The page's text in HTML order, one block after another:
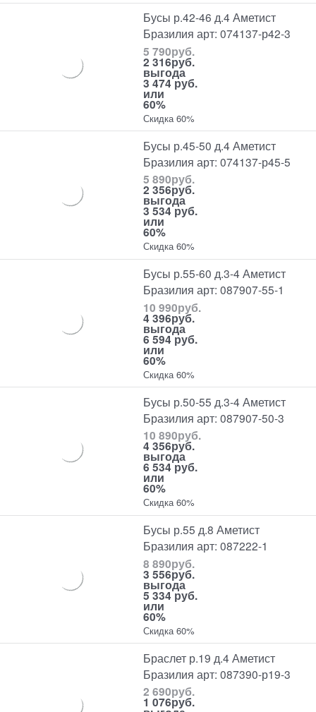
Бусы р.42-46 д.4 Аметист
Бразилия арт: 074137-р42-3
5 790руб.
2 316руб.
выгода
3 474 руб.
или
60%
Скидка 60%
Бусы р.45-50 д.4 Аметист
Бразилия арт: 074137-р45-5
5 890руб.
2 356руб.
выгода
3 534 руб.
или
60%
Скидка 60%
Бусы р.55-60 д.3-4 Аметист
Бразилия арт: 087907-55-1
10 990руб.
4 396руб.
выгода
6 594 руб.
или
60%
Скидка 60%
Бусы р.50-55 д.3-4 Аметист
Бразилия арт: 087907-50-3
10 890руб.
4 356руб.
выгода
6 534 руб.
или
60%
Скидка 60%
Бусы р.55 д.8 Аметист
Бразилия арт: 087222-1
8 890руб.
3 556руб.
выгода
5 334 руб.
или
60%
Скидка 60%
Браслет р.19 д.4 Аметист
Бразилия арт: 087390-р19-3
2 690руб.
1 076руб.